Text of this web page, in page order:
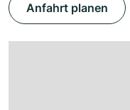
Anfahrt planen